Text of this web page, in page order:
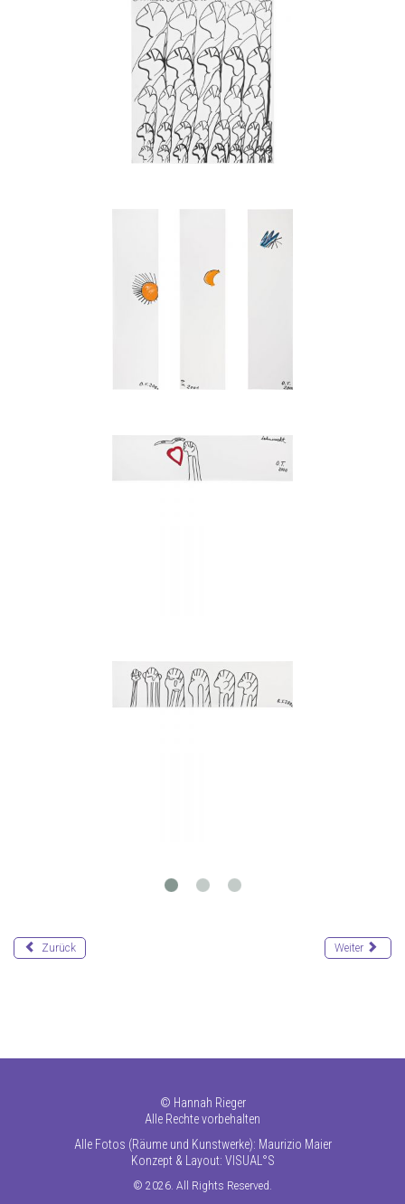
Zurück Weiter
© Hannah Rieger
Alle Rechte vorbehalten
Alle Fotos (Räume und Kunstwerke): Maurizio Maier
Konzept & Layout: VISUAL°S
© 2026. All Rights Reserved.